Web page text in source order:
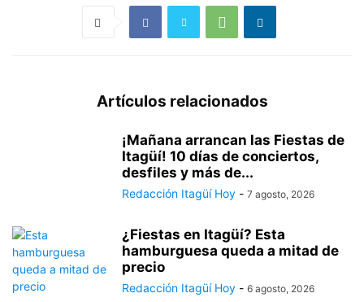
Artículos relacionados
¡Mañana arrancan las Fiestas de
Itagüí! 10 días de conciertos,
desfiles y más de...
Redacción Itagüí Hoy - 7 agosto, 2026
¿Fiestas en Itagüí? Esta
hamburguesa queda a mitad de
precio
Redacción Itagüí Hoy - 6 agosto, 2026